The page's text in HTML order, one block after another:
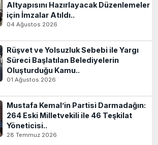
Altyapısını Hazırlayacak Düzenlemeler
için İmzalar Atıldı..
04 Ağustos 2026
Rüşvet ve Yolsuzluk Sebebi ile Yargı
Süreci Başlatılan Belediyelerin
Oluşturduğu Kamu..
01 Ağustos 2026
Mustafa Kemal’in Partisi Darmadağın:
264 Eski Milletvekili ile 46 Teşkilat
Yöneticisi..
28 Temmuz 2026